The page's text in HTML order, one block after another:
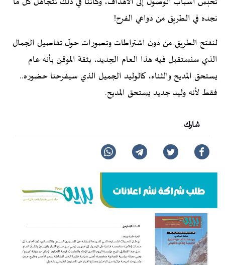
نجده في الطريق من دواعي الفرح!
لنفتح الطريق من دون اشتراطات وتصورات حول تفاصيل الجمال
الذي سنستقبل فيه هذا العام الجديد، بثقة الموقن بأنه عام
يستحق المديح والثناء، كالوليد الجميل الذي سيفرحنا حضوره..
فقط لأنه وليد جديد يستحق المديح.
شارك